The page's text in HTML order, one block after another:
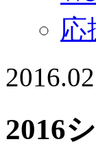
応
2016